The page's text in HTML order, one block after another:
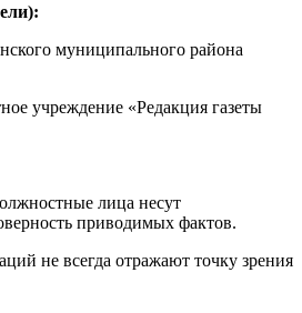
муниципального района
учреждение «Редакция газеты
лица несут
приводимых фактов.
не всегда отражают точку зрения